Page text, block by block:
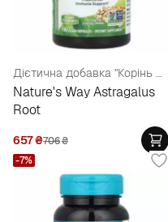
Дієтична добавка "Корінь Астрагалу" для підтримки імунної системи
Nature's Way Astragalus
Root
657₴706₴
-7%